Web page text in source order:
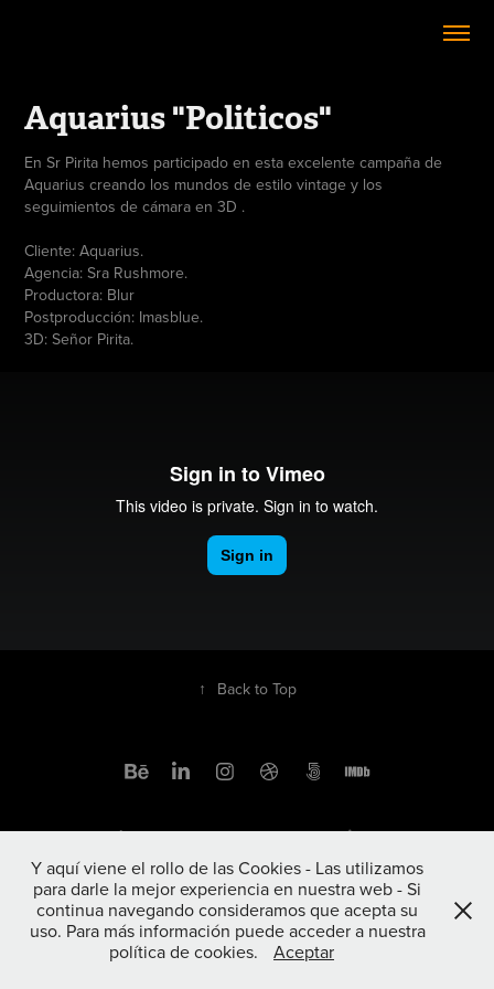
Aquarius "Politicos"
En Sr Pirita hemos participado en esta excelente campaña de
Aquarius creando los mundos de estilo vintage y los
seguimientos de cámara en 3D .
Cliente: Aquarius.
Agencia: Sra Rushmore.
Productora: Blur
Postproducción: Imasblue.
3D: Señor Pirita.
↑ Back to Top
Sígueme en las redes sociales
Y aquí viene el rollo de las Cookies - Las utilizamos
para darle la mejor experiencia en nuestra web - Si
continua navegando consideramos que acepta su
uso. Para más información puede acceder a nuestra
política de cookies.
Aceptar